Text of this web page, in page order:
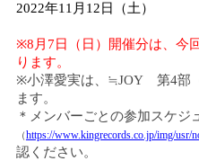
2022年11 月 12 日（土）
※8 月 7 日（日）開催分は、今
ります。
※小澤愛実は、≒JOY第4部
ます。
＊メンバーごとの参加スケジ
（https://www.kingrecords.co.jp/img/usr/
認ください。